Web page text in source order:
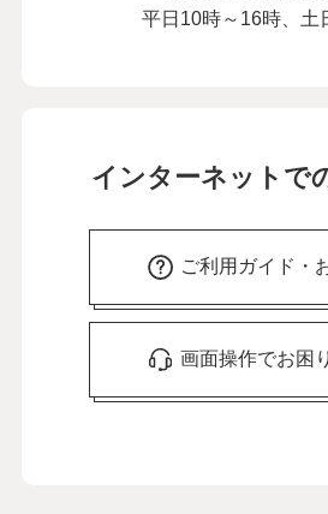
平日10時～16時、土
インターネットで
ご利用ガイド・
画面操作でお困